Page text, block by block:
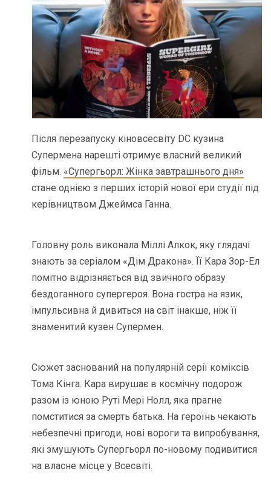
Після перезапуску кіновсесвіту DC кузина
Супермена нарешті отримує власний великий
фільм. «Супергьорл: Жінка завтрашнього дня»
стане однією з перших історій нової ери студії під
керівництвом Джеймса Ганна.
Головну роль виконала Міллі Алкок, яку глядачі
знають за серіалом «Дім Дракона». Її Кара Зор-Ел
помітно відрізняється від звичного образу
бездоганного супергероя. Вона гостра на язик,
імпульсивна й дивиться на світ інакше, ніж її
знаменитий кузен Супермен.
Сюжет заснований на популярній серії коміксів
Тома Кінга. Кара вирушає в космічну подорож
разом із юною Руті Мері Нолл, яка прагне
помститися за смерть батька. На героїнь чекають
небезпечні пригоди, нові вороги та випробування,
які змушують Супергьорл по-новому подивитися
на власне місце у Всесвіті.